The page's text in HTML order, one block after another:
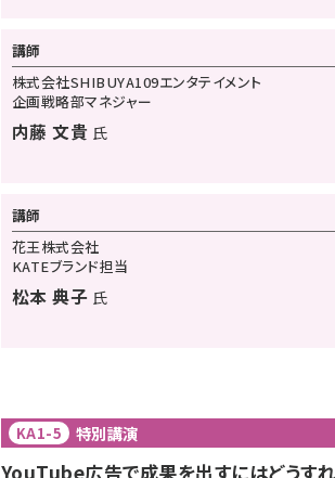
講師
株式会社SHIBUYA109エンタテイメント
企画戦略部マネジャー
内藤 文貴 氏
講師
花王株式会社
KATEブランド担当
松本 典子 氏
KA1-5 特別講演
YouTube広告で成果を出すにはどうす